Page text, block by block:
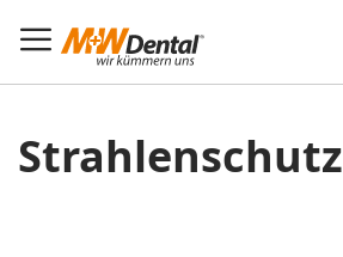
Strahlenschutz